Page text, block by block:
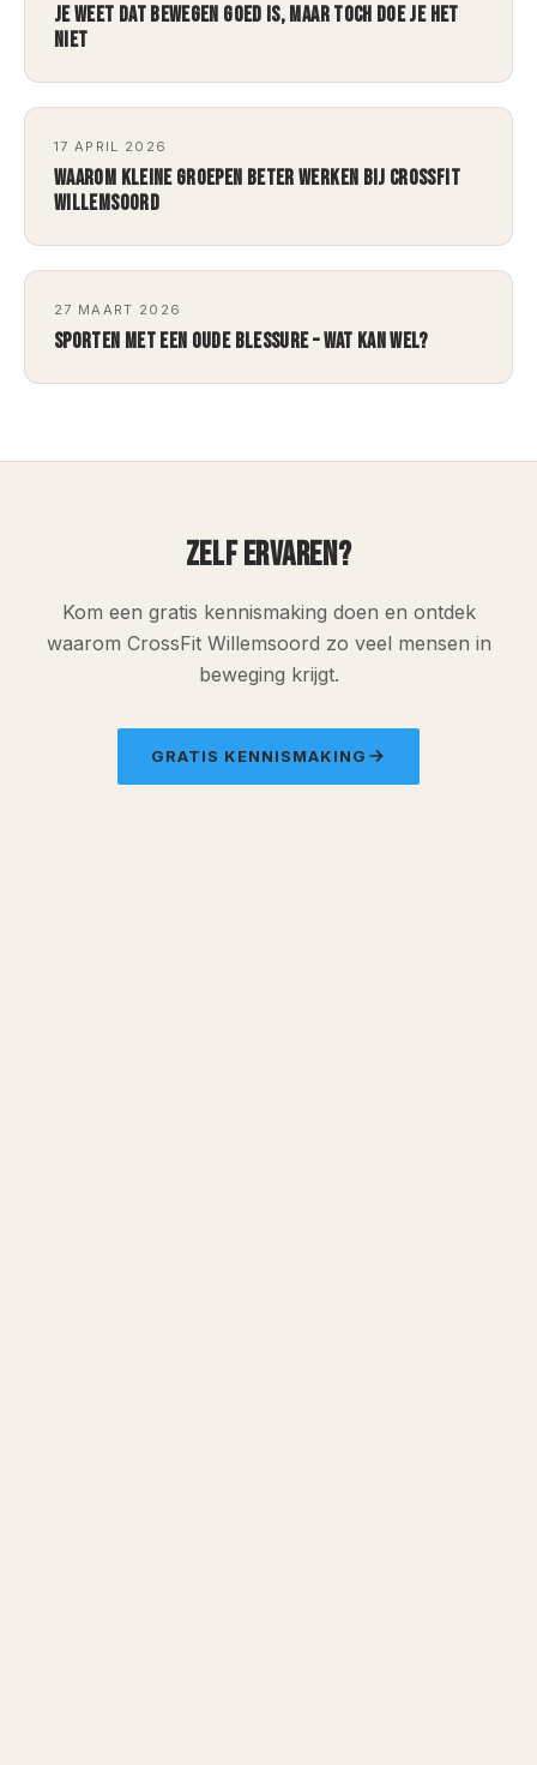
JE WEET DAT BEWEGEN GOED IS, MAAR TOCH DOE JE HET
NIET
17 APRIL 2026
WAAROM KLEINE GROEPEN BETER WERKEN BIJ CROSSFIT
WILLEMSOORD
27 MAART 2026
SPORTEN MET EEN OUDE BLESSURE – WAT KAN WEL?
ZELF ERVAREN?
Kom een gratis kennismaking doen en ontdek
waarom CrossFit Willemsoord zo veel mensen in
beweging krijgt.
GRATIS KENNISMAKING